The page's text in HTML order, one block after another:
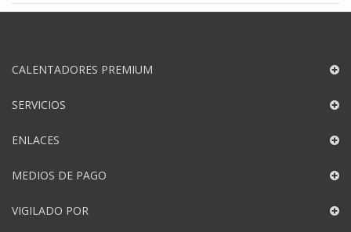
CALENTADORES PREMIUM
SERVICIOS
ENLACES
MEDIOS DE PAGO
VIGILADO POR